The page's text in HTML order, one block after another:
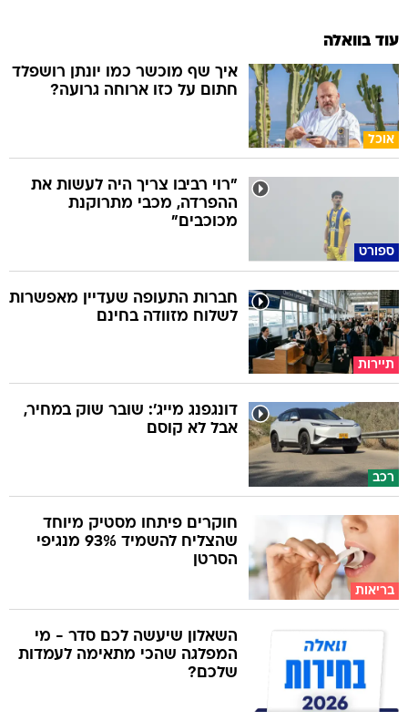
עוד בוואלה
אוכל
איך שף מוכשר כמו יונתן רושפלד
חתום על כזו ארוחה גרועה?
ספורט
"רוי רביבו צריך היה לעשות את
ההפרדה, מכבי מתרוקנת
מכוכבים"
תיירות
חברות התעופה שעדיין מאפשרות
לשלוח מזוודה בחינם
רכב
דונגפנג מייג': שובר שוק במחיר,
אבל לא קוסם
בריאות
חוקרים פיתחו מסטיק מיוחד
שהצליח להשמיד 93% מנגיפי
הסרטן
השאלון שיעשה לכם סדר - מי
המפלגה שהכי מתאימה לעמדות
שלכם?